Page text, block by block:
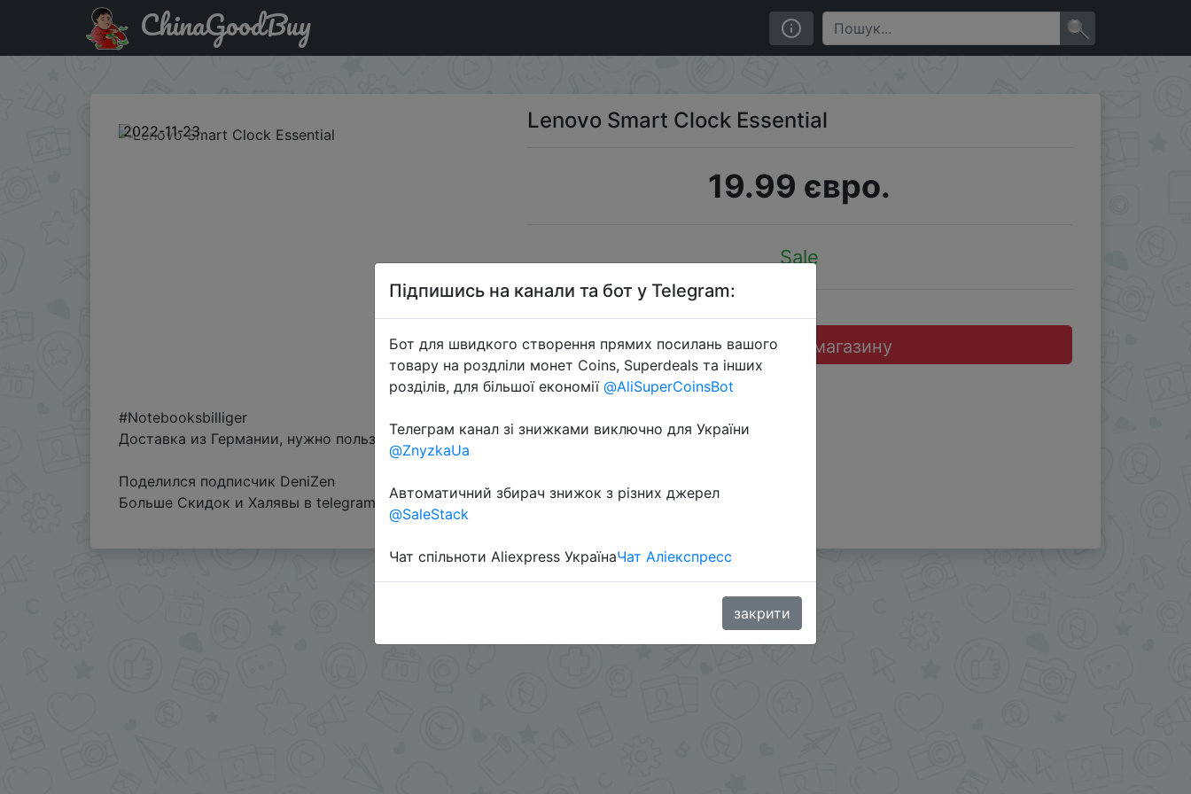
Акція на Lenovo Smart Clock Essential
ChinaGoodBuy
2022-11-23 Lenovo Smart Clock Essential
19.99 євро.
Sale
Перейти до магазину
#Notebooksbilliger
Доставка из Германии, нужно пользоваться услугами посредника.
Поделился подписчик DeniZen
Больше Скидок и Халявы в telegram
t.me/%2B8jHVizJO6XY3M2Qy
Підпишись на канали та бот у Telegram:
Бот для швидкого створення прямих посилань вашого
товару на роздліли монет Coins, Superdeals та інших
розділів, для більшої економії @AliSuperCoinsBot
Телеграм канал зі знижками виключно для України
@ZnyzkaUa
Автоматичний збирач знижок з різних джерел
@SaleStack
Чат спільноти Aliexpress УкраїнаЧат Аліекспресс
закрити